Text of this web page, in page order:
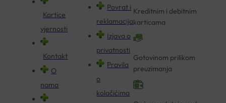
Kartice
vjernosti
Kontakt
O
nama
Povrat i
reklamacija
Izjava o
privatnosti
Pravila
o
kolačićima
Kreditnim i debitnim
karticama
Gotovinom prilikom
preuzimanja